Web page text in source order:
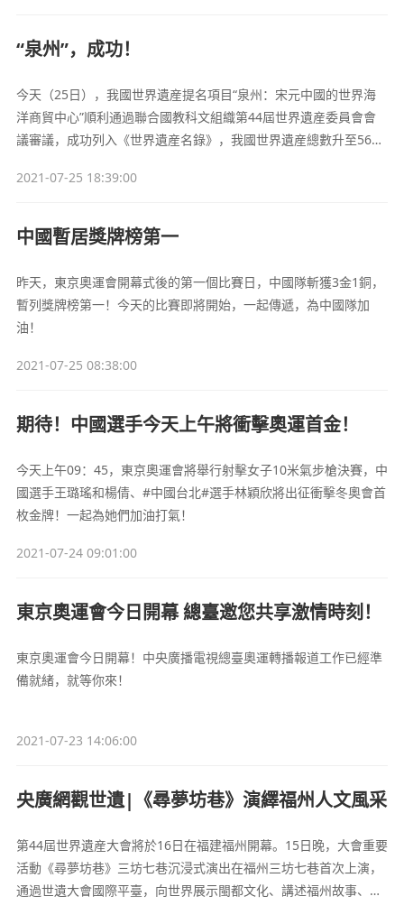
“泉州”，成功！
今天（25日），我國世界遺産提名項目“泉州：宋元中國的世界海
洋商貿中心”順利通過聯合國教科文組織第44屆世界遺産委員會會
議審議，成功列入《世界遺産名錄》，我國世界遺産總數升至56
2021-07-25 18:39:00
中國暫居獎牌榜第一
昨天，東京奧運會開幕式後的第一個比賽日，中國隊斬獲3金1銅，
暫列獎牌榜第一！今天的比賽即將開始，一起傳遞，為中國隊加
油！
2021-07-25 08:38:00
期待！中國選手今天上午將衝擊奧運首金！
今天上午09：45，東京奧運會將舉行射擊女子10米氣步槍決賽，中
國選手王璐瑤和楊倩、#中國台北#選手林穎欣將出征衝擊冬奧會首
枚金牌！一起為她們加油打氣！
2021-07-24 09:01:00
東京奧運會今日開幕 總臺邀您共享激情時刻！
東京奧運會今日開幕！中央廣播電視總臺奧運轉播報道工作已經準
備就緒，就等你來！
2021-07-23 14:06:00
央廣網觀世遺|《尋夢坊巷》演繹福州人文風采
第44屆世界遺産大會將於16日在福建福州開幕。15日晚，大會重要
活動《尋夢坊巷》三坊七巷沉浸式演出在福州三坊七巷首次上演，
通過世遺大會國際平臺，向世界展示閩都文化、講述福州故事、彰